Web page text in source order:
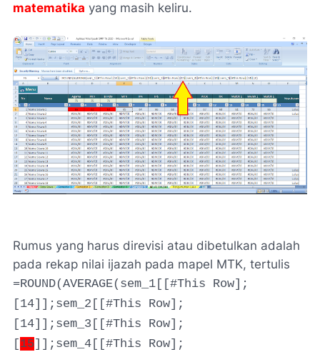
matematika yang masih keliru.
Rumus yang harus direvisi atau dibetulkan adalah
pada rekap nilai ijazah pada mapel MTK, tertulis
=ROUND(AVERAGE(sem_1[[#This Row];
[14]];sem_2[[#This Row];
[14]];sem_3[[#This Row];
[15 ]];sem_4[[#This Row];